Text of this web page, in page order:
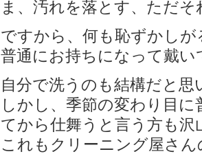
ま、汚れを落とす、ただ
ですから、何も恥ずかし
普通にお持ちになって戴
自分で洗うのも結構だと思
しかし、季節の変わり目
てから仕舞うと言う方も
これもクリーニング屋さ